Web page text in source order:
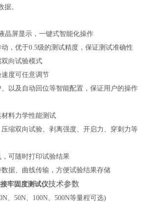
。
晶屏显示，一键式智能化操作
动 ，优于0.5级的测试精度 ，保证测试准确性
向试验模式
速度可任意调节
以及自动回位等智能配置，保证用户的操作
料力学性能测试
压缩双向试验、剥离强度、开启力、穿刺力等
可随时打印试验结果
数据、 曲线传输 ，方便试验结果存储
牢固度测试仪技术参数
N、50N、 100N、500N等量程可选)